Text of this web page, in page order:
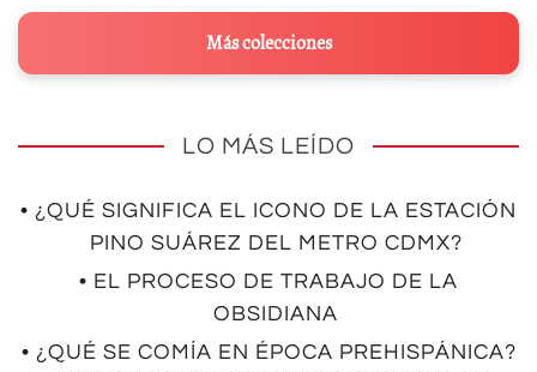
Más colecciones
LO MÁS LEÍDO
• ¿QUÉ SIGNIFICA EL ICONO DE LA ESTACIÓN
PINO SUÁREZ DEL METRO CDMX?
• EL PROCESO DE TRABAJO DE LA
OBSIDIANA
• ¿QUÉ SE COMÍA EN ÉPOCA PREHISPÁNICA?